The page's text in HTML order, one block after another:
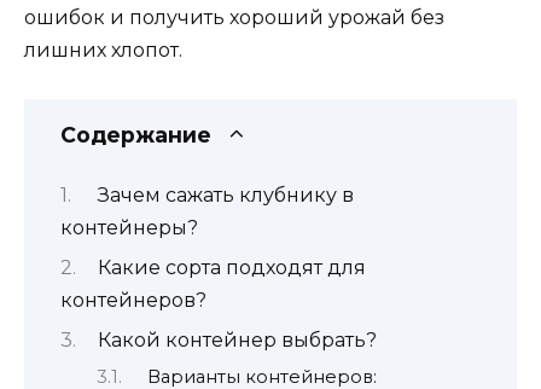
ошибок и получить хороший урожай без
лишних хлопот.
Содержание
Зачем сажать клубнику в
контейнеры?
Какие сорта подходят для
контейнеров?
Какой контейнер выбрать?
Варианты контейнеров: